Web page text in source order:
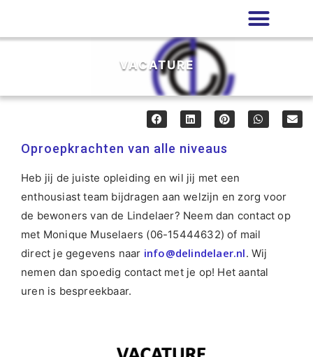
VACATURE
Oproepkrachten van alle niveaus
Heb jij de juiste opleiding en wil jij met een
enthousiast team bijdragen aan welzijn en zorg voor
de bewoners van de Lindelaer? Neem dan contact op
met Monique Muselaers (06-15444632) of mail
direct je gegevens naar info@delindelaer.nl. Wij
nemen dan spoedig contact met je op! Het aantal
uren is bespreekbaar.